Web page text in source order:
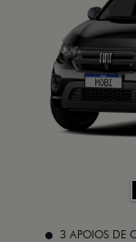
3 APOIOS DE